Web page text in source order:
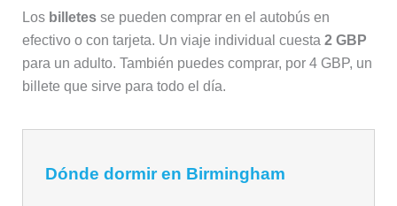
Los billetesse pueden comprar en el autobús en
efectivo o con tarjeta. Un viaje individual cuesta 2 GBP
para un adulto. También puedes comprar, por 4 GBP, un
billete que sirve para todo el día.
Dónde dormir en Birmingham